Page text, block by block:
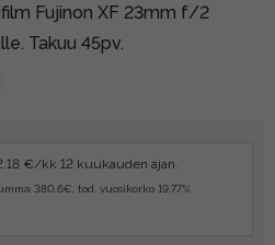
Fujinon XF 23mm f/2
Takuu 45pv.
€/kk 12 kuukauden ajan.
380.6€, tod. vuosikorko 19.77%.